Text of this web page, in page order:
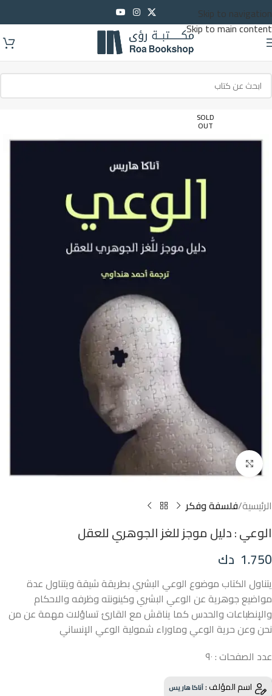
Skip to navigation
Skip to main content
SOLD
OUT
Click to enlarge
الرئيسية فلسفة وفكر
الوعي : دليل موجز للغز الجوهري للعقل
1.750 دك
يتناول الكتاب موضوع الوعي البشري بطريقة شيقة ويتناول عدة
مواضيع جوهرية عن الوعي البشري وكينونته وظرفه والاحكام
والإنطباعات والحدس كما يناقش مع القارئ تساؤلات مهمة عن من
نحن وعن حرية الوعي وماوراء شمولية الوعي الإنساني
عدد الصفحات : ٩٠
اسم المؤلف :آناكا هاريس